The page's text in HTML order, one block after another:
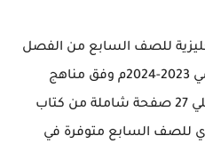
للصف السابع من الفصل
الدراسي الاول من العام الدراسي 2023-2024م وفق مناهج
الكويت ، يحتوي بنك الاسئلة علي 27 صفحة شاملة من كتاب
للصف السابع متوفرة في